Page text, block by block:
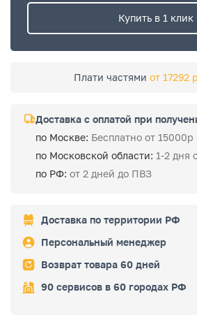
Купить в 1 клик
Плати частями от 17292
Доставка с оплатой при
по Москве: Бесплатно от 15000р
по Московской области: 1-2 дня
по РФ: от 2 дней до ПВЗ
Доставка по территории РФ
Персональный менеджер
Возврат товара 60 дней
90 сервисов в 60 городах РФ